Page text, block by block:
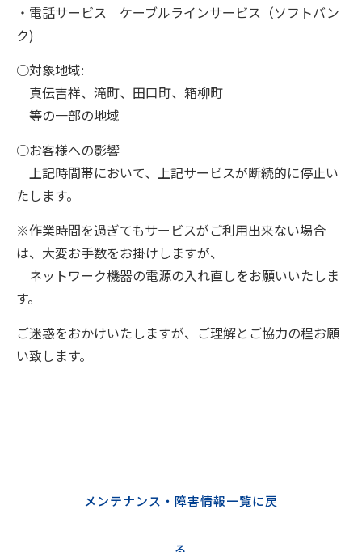
・電話サービス ケーブルラインサービス（ソフトバン
ク)
○対象地域:
真伝吉祥、滝町、田口町、箱柳町
等の一部の地域
○お客様への影響
上記時間帯において、上記サービスが断続的に停止い
たします。
※作業時間を過ぎてもサービスがご利用出来ない場合
は、大変お手数をお掛けしますが、
ネットワーク機器の電源の入れ直しをお願いいたしま
す。
ご迷惑をおかけいたしますが、ご理解とご協力の程お願
い致します。
メンテナンス・障害情報一覧に戻